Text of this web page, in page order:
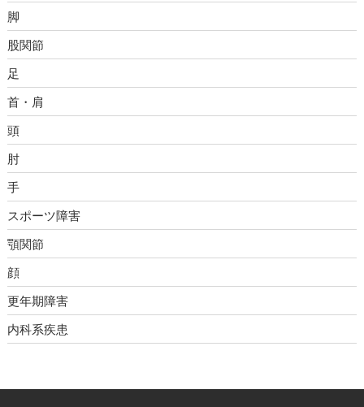
脚
股関節
足
首・肩
頭
肘
手
スポーツ障害
顎関節
顔
更年期障害
内科系疾患